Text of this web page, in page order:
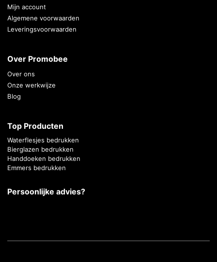
Mijn account
Algemene voorwaarden
Leveringsvoorwaarden
Over Promobee
Over ons
Onze werkwijze
Blog
Top Producten
Waterflesjes bedrukken
Bierglazen bedrukken
Handdoeken bedrukken
Emmers bedrukken
Persoonlijke advies?